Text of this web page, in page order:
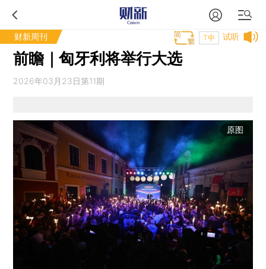
财新周刊 试听
T中
前瞻｜匈牙利将举行大选
2026年03月23日第11期
原图